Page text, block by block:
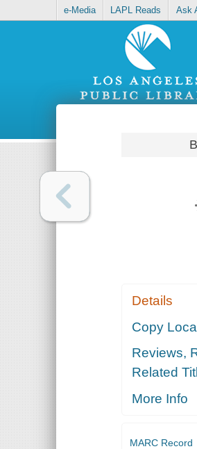
e-Media LAPL Reads Ask
Details
Copy
Reviews,
Related
More Info
MARC Record